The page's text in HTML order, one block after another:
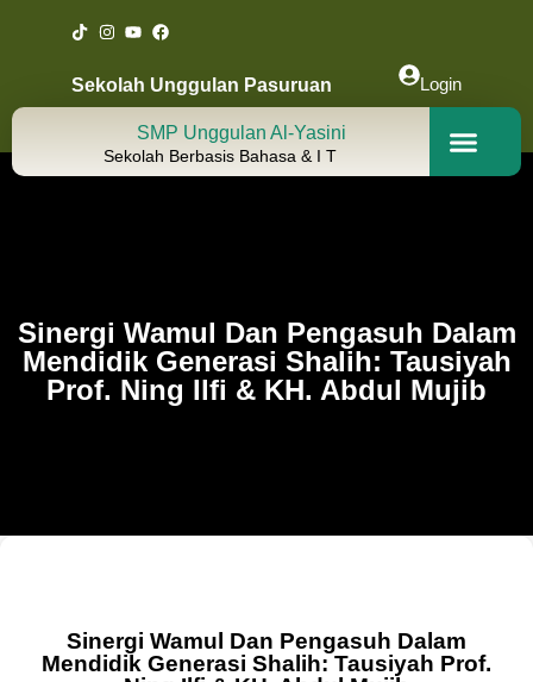
Sekolah Unggulan Pasuruan Login
SMP Unggulan Al-Yasini
Sekolah Berbasis Bahasa & I T
Sinergi Wamul Dan Pengasuh Dalam
Mendidik Generasi Shalih: Tausiyah
Prof. Ning Ilfi & KH. Abdul Mujib
Sinergi Wamul Dan Pengasuh Dalam
Mendidik Generasi Shalih: Tausiyah Prof.